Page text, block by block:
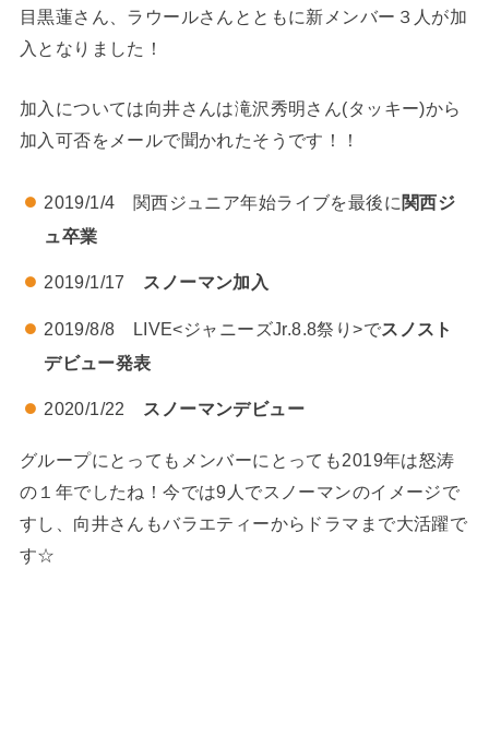
目黒蓮さん、ラウールさんとともに新メンバー３人が加
入となりました！
加入については向井さんは滝沢秀明さん(タッキー)から
加入可否をメールで聞かれたそうです！！
2019/1/4 関西ジュニア年始ライブを最後に 関西ジ
ュ卒業
2019/1/17 スノーマン加入
2019/8/8 LIVE<ジャニーズJr.8.8祭り>でスノスト
デビュー発表
2020/1/22 スノーマンデビュー
グループにとってもメンバーにとっても2019年は怒涛
の１年でしたね！今では9人でスノーマンのイメージで
すし、向井さんもバラエティーからドラマまで大活躍で
す☆